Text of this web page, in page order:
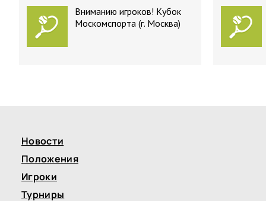
Вниманию игроков! Кубок
Москомспорта (г. Москва)
Новости
Положения
Игроки
Турниры